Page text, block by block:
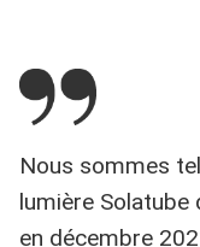
Nous sommes
lumière Solatube
en décembre